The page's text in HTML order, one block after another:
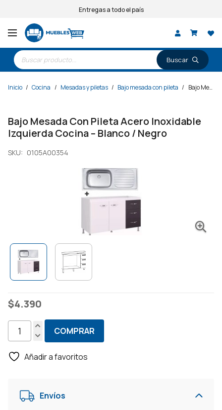
Entregas a todo el país
Búsqueda
de
productos
Inicio / Cocina / Mesadas y piletas / Bajo mesada con pileta / Bajo Mesada Con Pileta Acero Inoxidable Izquierda Cocina – Blanco / Negro
Bajo Mesada Con Pileta Acero Inoxidable
Izquierda Cocina – Blanco / Negro
SKU: 0105A00354
$4.390
Bajo
Con
Inoxidable
COMPRAR
Añadir a favoritos
Envíos